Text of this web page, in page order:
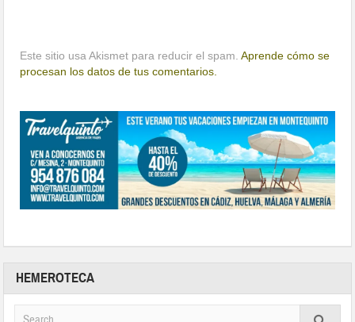
Este sitio usa Akismet para reducir el spam.Aprende cómo se
procesan los datos de tus comentarios.
HEMEROTECA